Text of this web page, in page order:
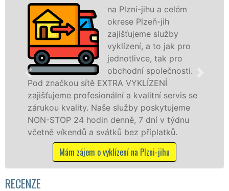
na Plzni-jihu a celém
okrese Plzeň-jih
zajišťujeme služby
vyklízení, a to jak pro
jednotlivce, tak pro
obchodní společnosti.
EXTRA VYKLÍZENÍ
a kvalitní servis se
služby poskytujeme
denně, 7 dní v týdnu
svátků bez příplatků.
o vyklízení na Plzni-jihu
na Plzni-jihu a
službu jak
osobám se
práce, a to NON-
RECENZE